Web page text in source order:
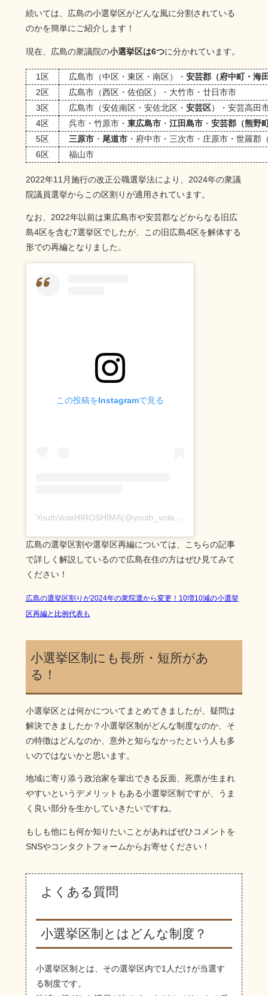
続いては、広島の小選挙区がどんな風に分割されている
のかを簡単にご紹介します！
現在、広島の衆議院の小選挙区は6つに分かれています。
1区 広島市（中区・東区・南区）・ 安芸郡（府中町・海
2区
広島市（西区・佐伯区）・大竹市・廿日市市
3区
広島市（安佐南区・安佐北区・ 安芸区）・安芸高田
4区
呉市・竹原市・ 東広島市・ 江田島市・ 安芸郡（熊野
5区
三原市・ 尾道市・府中市・三次市・庄原市・世羅郡
6区
福山市
2022年11月施行の改正公職選挙法により、2024年の衆議
院議員選挙からこの区割りが適用されています。
なお、2022年以前は東広島市や安芸郡などからなる旧広
島4区を含む7選挙区でしたが、この旧広島4区を解体する
形での再編となりました。
この投稿をInstagramで見る
YouthVoteHIROSHIMA(@youth_vote_hiroshima)がシェアした投稿
広島の選挙区割や選挙区再編については、こちらの記事
で詳しく解説しているので広島在住の方はぜひ見てみて
ください！
広島の選挙区割りが2024年の衆院選から変更！10増10減の小選挙
区再編と比例代表も
小選挙区制にも長所・短所があ
る！
小選挙区とは何かについてまとめてきましたが、疑問は
解決できましたか？小選挙区制がどんな制度なのか、そ
の特徴はどんなのか、意外と知らなかったという人も多
いのではないかと思います。
地域に寄り添う政治家を輩出できる反面、死票が生まれ
やすいというデメリットもある小選挙区制ですが、うま
く良い部分を生かしていきたいですね。
もしも他にも何か知りたいことがあればぜひコメントを
SNSやコンタクトフォームからお寄せください！
よくある質問
小選挙区制とはどんな制度？
小選挙区制とは、その選挙区内で1人だけが当選す
る制度です。